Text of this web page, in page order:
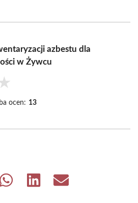
azbestu dla
w Żywcu
ocen: 13
Share
Share
Share